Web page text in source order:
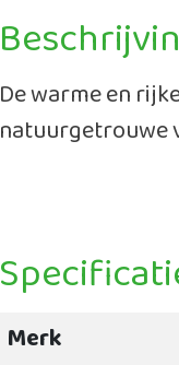
De warme en
natuurgetrouwe
Merk